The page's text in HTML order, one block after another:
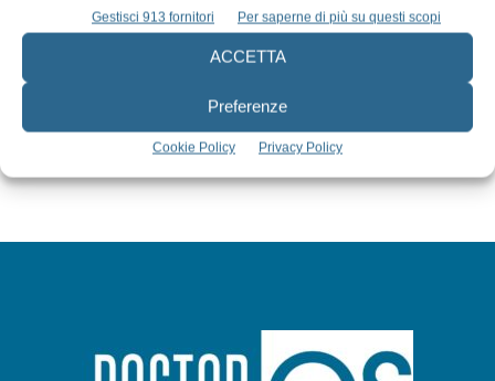
Gestisci 913 fornitori Per saperne di più su questi scopi
ACCETTA
Preferenze
Cookie Policy Privacy Policy
Iscriviti alla newsletter